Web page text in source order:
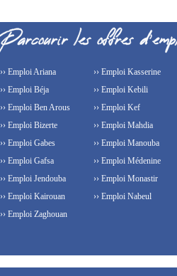
›› Emploi Ariana
›› Emploi Béja
›› Emploi Ben Arous
›› Emploi Bizerte
›› Emploi Gabes
›› Emploi Gafsa
›› Emploi Jendouba
›› Emploi Kairouan
›› Emploi Kasserine
›› Emploi Kebili
›› Emploi Kef
›› Emploi Mahdia
›› Emploi Manouba
›› Emploi Médenine
›› Emploi Monastir
›› Emploi Nabeul
›› Emploi Zaghouan